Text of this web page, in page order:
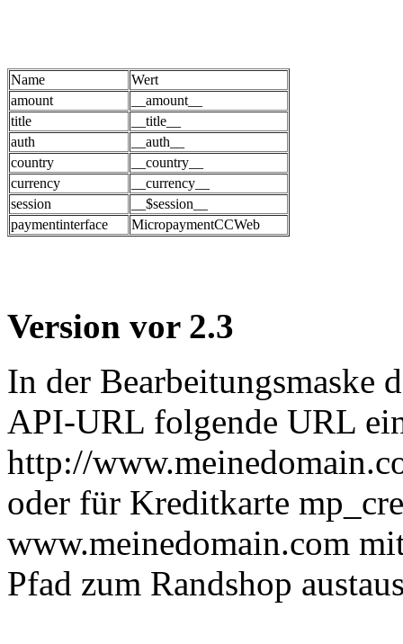
Name
Wert
amount
__amount__
title
__title__
auth
__auth__
country
__country__
currency
__currency__
session
__$session__
paymentinterface
MicropaymentCCWeb
Version vor 2.3
In der Bearbeitungsmaske
API-URL folgende URL
http://
oder für Kreditkarte
www.meinedomain.com
Pfad zum Randshop